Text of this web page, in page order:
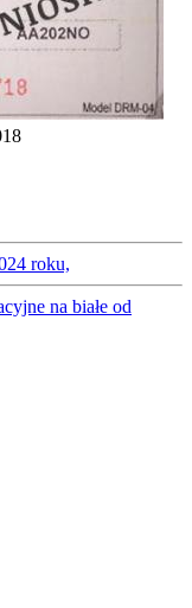
roku,
na białe od